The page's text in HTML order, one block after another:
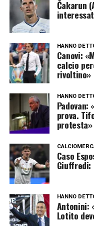
Čakarun
HANNO
Canovi:
calcio
rivoltino»
HANNO
Padovan:
prova.
protesta»
Caso
Giuffredi:
HANNO
Antonini:
Lotito